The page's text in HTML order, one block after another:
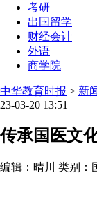
考研
出国留学
财经会计
外语
商学院
中华教育时报 > 新
23-03-20 13:51
传承国医文
编辑：晴川 类别：